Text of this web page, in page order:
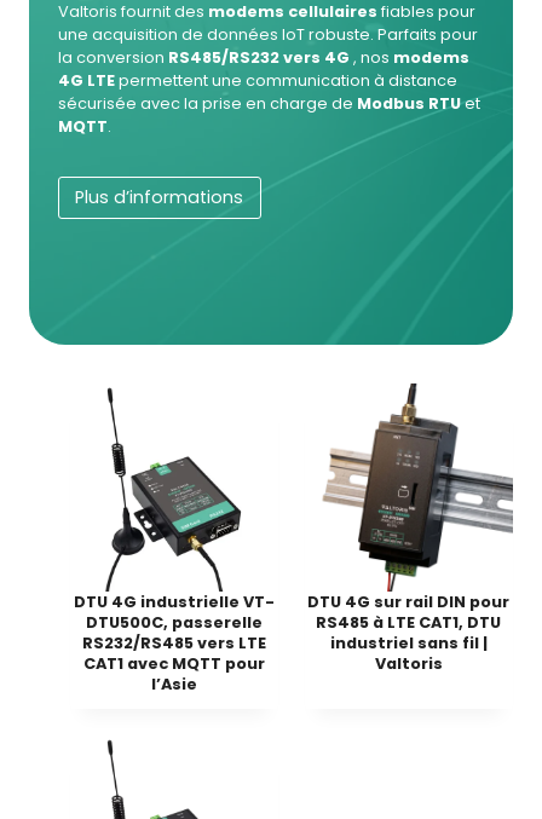
Valtoris fournit des modems cellulaires fiables pour
une acquisition de données IoT robuste. Parfaits pour
la conversion RS485/RS232 vers 4G , nos modems
4G LTEpermettent une communication à distance
sécurisée avec la prise en charge de Modbus RTUet
MQTT.
Plus d’informations
DTU 4G industrielle VT-
DTU500C, passerelle
RS232/RS485 vers LTE
CAT1 avec MQTT pour
l’Asie
DTU 4G sur rail DIN pour
RS485 à LTE CAT1, DTU
industriel sans fil |
Valtoris